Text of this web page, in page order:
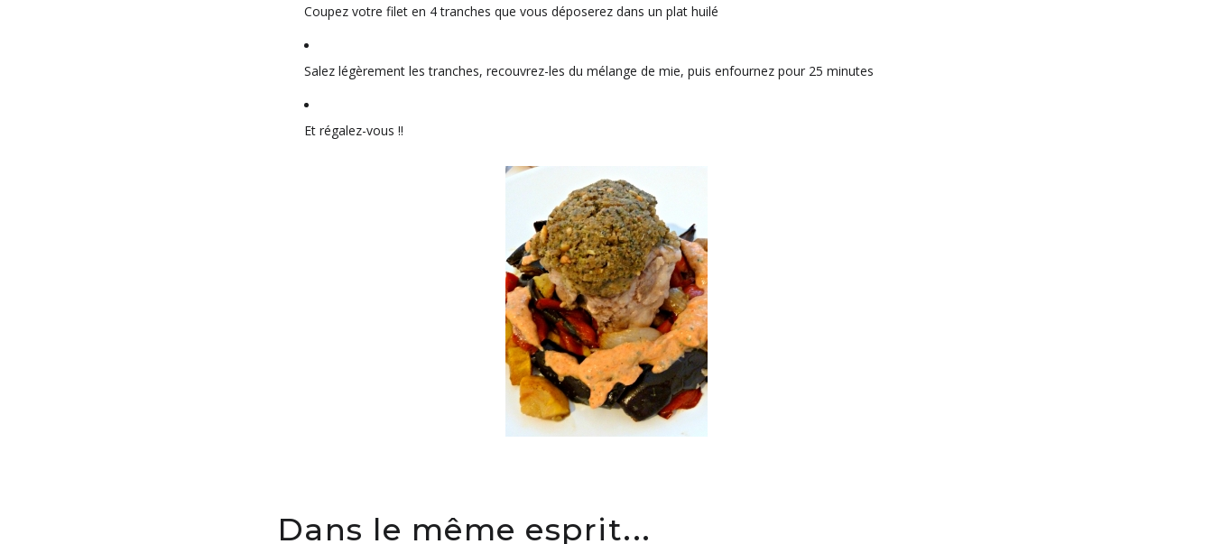
Coupez votre filet en 4 tranches que vous déposerez dans un plat huilé
Salez légèrement les tranches, recouvrez-les du mélange de mie, puis enfournez pour 25 minutes
Et régalez-vous !!
Dans le même esprit...